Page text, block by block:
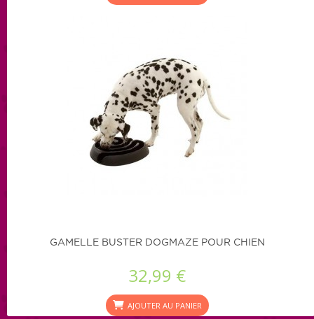
GAMELLE BUSTER DOGMAZE POUR CHIEN
32,99 €
AJOUTER AU PANIER